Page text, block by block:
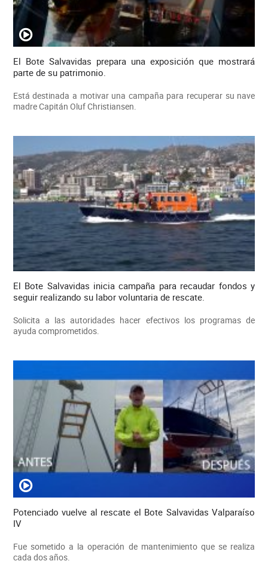
El Bote Salvavidas prepara una exposición que mostrará
parte de su patrimonio.
Está destinada a motivar una campaña para recuperar su nave
madre Capitán Oluf Christiansen.
El Bote Salvavidas inicia campaña para recaudar fondos y
seguir realizando su labor voluntaria de rescate.
Solicita a las autoridades hacer efectivos los programas de
ayuda comprometidos.
Potenciado vuelve al rescate el Bote Salvavidas Valparaíso
IV
Fue sometido a la operación de mantenimiento que se realiza
cada dos años.